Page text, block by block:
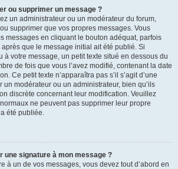
ou supprimer un message ?
un administrateur ou un modérateur du forum,
supprimer que vos propres messages. Vous
messages en cliquant le bouton adéquat, parfois
que le message initial ait été publié. Si
à votre message, un petit texte situé en dessous du
de fois que vous l’avez modifié, contenant la date
Ce petit texte n’apparaîtra pas s’il s’agit d’une
un modérateur ou un administrateur, bien qu’ils
discrète concernant leur modification. Veuillez
ne peuvent pas supprimer leur propre
été publiée.
une signature à mon message ?
à un de vos messages, vous devez tout d’abord en